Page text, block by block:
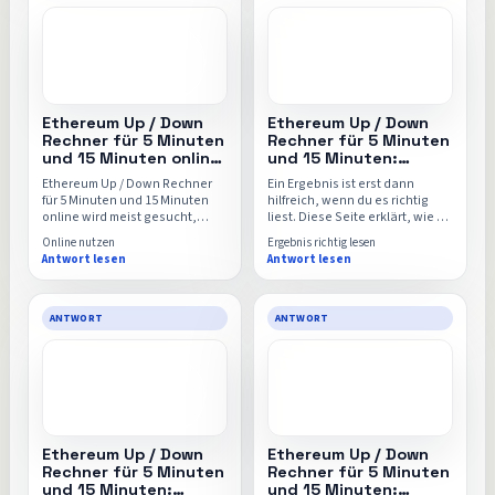
Ethereum Up / Down
Rechner für 5 Minuten
und 15 Minuten online
nutzen: schneller
Einstieg, klare Formeln
und direkter Rechner
Ethereum Up / Down Rechner
für 5 Minuten und 15 Minuten
online wird meist gesucht,
wenn die Antwort sofort auf
dem Bildschirm stehen soll.
Diese Seite zeigt den
schnellsten Einstieg, typische
Eingaben und worauf du trotz
schneller Nutzung achten
solltest, etwa bei Fragen wie
Online nutzen
Antwort lesen
Ethereum Up / Down
Rechner für 5 Minuten
und 15 Minuten:
Ergebnis richtig lesen,
vergleichen und
einordnen
Ein Ergebnis ist erst dann
hilfreich, wenn du es richtig
liest. Diese Seite erklärt, wie du
Ethereum Up / Down Rechner
für 5 Minuten und 15 Minuten
einordnest, welche Vergleiche
sinnvoll sind und wo Nutzer
Zahlen häufig
überinterpretieren.
Ergebnis richtig lesen
Antwort lesen
ANTWORT
Ethereum Up / Down
Rechner für 5 Minuten
und 15 Minuten:
ANTWORT
Ethereum Up / Down
Rechner für 5 Minuten
und 15 Minuten: